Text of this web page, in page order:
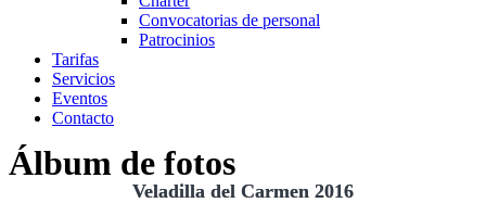
Convocatorias de personal
Patrocinios
Tarifas
Servicios
Eventos
Contacto
Álbum de fotos
Veladilla del Carmen 2016